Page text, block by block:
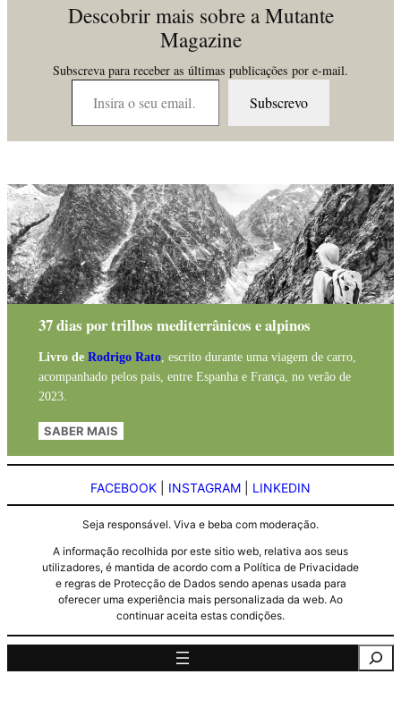
Descobrir mais sobre a Mutante
Magazine
Subscreva para receber as últimas publicações por e-mail.
Insira o seu email…
Subscrevo
37 dias por trilhos mediterrânicos e alpinos
Livro de Rodrigo Rato, escrito durante uma viagem de carro,
acompanhado pelos pais, entre Espanha e França, no verão de
2023.
SABER MAIS
FACEBOOK INSTAGRAM LINKEDIN
Seja responsável. Viva e beba com moderação.
A informação recolhida por este sitio web, relativa aos seus
utilizadores, é mantida de acordo com a Política de Privacidade
e regras de Protecção de Dados sendo apenas usada para
oferecer uma experiência mais personalizada da web. Ao
continuar aceita estas condições.